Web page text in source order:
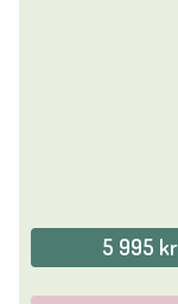
5 995 kr